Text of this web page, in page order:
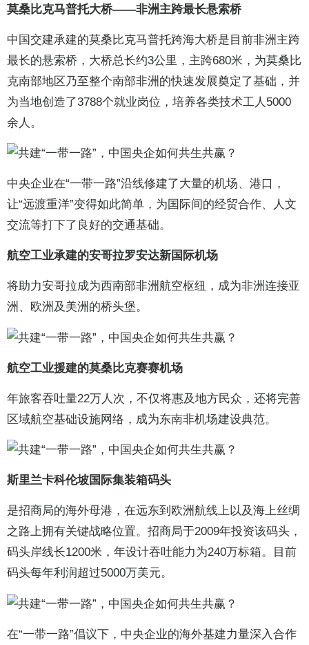
莫桑比克马普托大桥——非洲主跨最长悬索桥
中国交建承建的莫桑比克马普托跨海大桥是目前非洲主跨
最长的悬索桥，大桥总长约3公里，主跨680米，为莫桑比
克南部地区乃至整个南部非洲的快速发展奠定了基础，并
为当地创造了3788个就业岗位，培养各类技术工人5000
余人。
中央企业在“一带一路”沿线修建了大量的机场、港口，
让“远渡重洋”变得如此简单，为国际间的经贸合作、人文
交流等打下了良好的交通基础。
航空工业承建的安哥拉罗安达新国际机场
将助力安哥拉成为西南部非洲航空枢纽，成为非洲连接亚
洲、欧洲及美洲的桥头堡。
航空工业援建的莫桑比克赛赛机场
年旅客吞吐量22万人次，不仅将惠及地方民众，还将完善
区域航空基础设施网络，成为东南非机场建设典范。
斯里兰卡科伦坡国际集装箱码头
是招商局的海外母港，在远东到欧洲航线上以及海上丝绸
之路上拥有关键战略位置。招商局于2009年投资该码头，
码头岸线长1200米，年设计吞吐能力为240万标箱。目前
码头每年利润超过5000万美元。
在“一带一路”倡议下，中央企业的海外基建力量深入合作